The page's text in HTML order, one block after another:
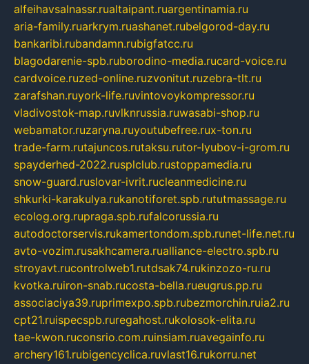
alfeihavsalnassr.rualtaipant.ruargentinamia.ru
aria-family.ruarkrym.ruashanet.rubelgorod-day.ru
bankaribi.rubandamn.rubigfatcc.ru
blagodarenie-spb.ruborodino-media.rucard-voice.ru
cardvoice.ruzed-online.ruzvonitut.ruzebra-tlt.ru
zarafshan.ruyork-life.ruvintovoykompressor.ru
vladivostok-map.ruvlknrussia.ruwasabi-shop.ru
webamator.ruzaryna.ruyoutubefree.rux-ton.ru
trade-farm.rutajuncos.rutaksu.rutor-lyubov-i-grom.ru
spayderhed-2022.rusplclub.rustoppamedia.ru
snow-guard.ruslovar-ivrit.rucleanmedicine.ru
shkurki-karakulya.rukanotiforet.spb.rututmassage.ru
ecolog.org.rupraga.spb.rufalcorussia.ru
autodoctorservis.rukamertondom.spb.runet-life.net.ru
avto-vozim.rusakhcamera.rualliance-electro.spb.ru
stroyavt.rucontrolweb1.rutdsak74.rukinzozo-ru.ru
kvotka.ruiron-snab.rucosta-bella.rueugrus.pp.ru
associaciya39.ruprimexpo.spb.rubezmorchin.ruia2.ru
cpt21.ruispecspb.ruregahost.rukolosok-elita.ru
tae-kwon.ruconsrio.com.ruinsiam.ruavegainfo.ru
archery161.rubigencyclica.ruvlast16.rukorru.net